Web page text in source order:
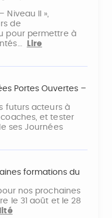
Niveau II »,
de
pour permettre à
Lire
Portes Ouvertes –
futurs acteurs à
et tester
ses Journées
formations du
nos prochaines
le 31 août et le 28